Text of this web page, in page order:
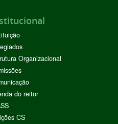
Organizacional
do reitor
CS